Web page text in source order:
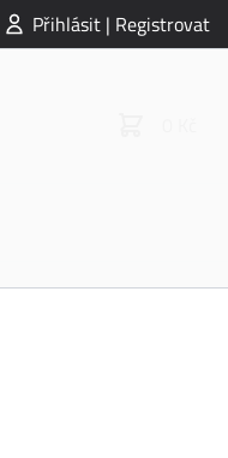
Přihlásit | Registrovat